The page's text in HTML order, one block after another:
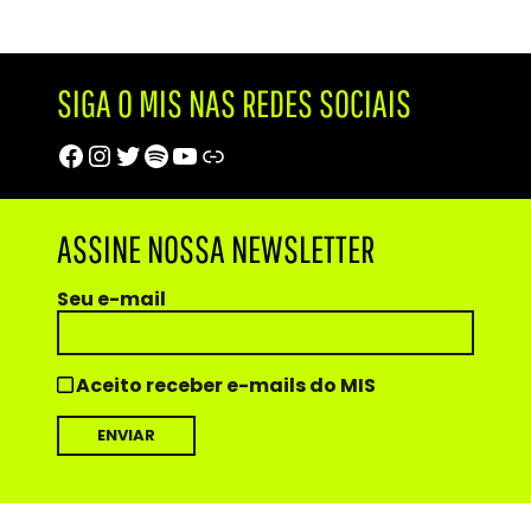
SIGA O MIS NAS REDES SOCIAIS
Facebook
Instagram
Twitter
Spotify
Youtube
Trip Advisor
ASSINE NOSSA NEWSLETTER
Seu e-mail
Aceito receber e-mails do MIS